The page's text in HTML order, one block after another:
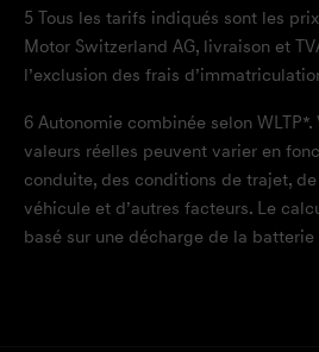
5Tous les tarifs indiqués sont les
Motor Switzerland AG, livraison et
l’exclusion des frais
6Autonomie combinée selon
valeurs réelles peuvent varier en
conduite, des conditions de trajet,
véhicule et d’autres facteurs. Le
basé sur une décharge de la batterie